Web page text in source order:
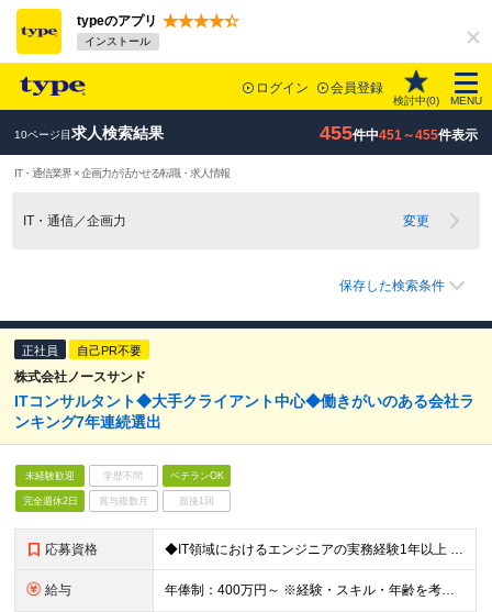
typeのアプリ
インストール
ログイン 会員登録
検討中(0) MENU
10ページ目求人検索結果 455件中451～455件表示
IT・通信業界 × 企画力が活かせる転職・求人情報
IT・通信／企画力 変更
保存した検索条件
正社員 自己PR不要
株式会社ノースサンド
ITコンサルタント◆大手クライアント中心◆働きがいのある会社ラ
ンキング7年連続選出
未経験歓迎 学歴不問 ベテランOK
完全週休2日 賞与複数月 面接1回
応募資格 ◆IT領域におけるエンジニアの実務経験1年以上 ◆設計～開発のご経験（アプリ/インフラ不問）1年以上 ◆各希望勤務地拠点に通勤可能な距離にお住まいであること
給与 年俸制：400万円～ ※経験・スキル・年齢を考慮の上、決定します ※上記金額を12分割で月々支給します ※試用期間3ヶ月あり。期間中の給与・待遇に差異はありません ※上記金額には固定残業代（月40時